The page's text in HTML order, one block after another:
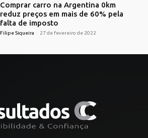
Comprar carro na Argentina 0km
reduz preços em mais de 60% pela
falta de imposto
Filipe Siqueira - 27 de fevereiro de 2022